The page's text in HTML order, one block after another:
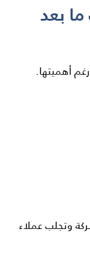
بعد
أهميتها.
وتجلب عملاء